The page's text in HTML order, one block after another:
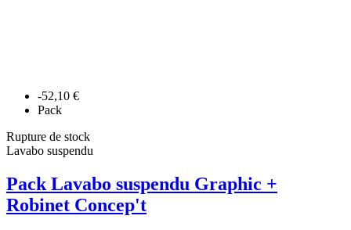
-52,10 €
Pack
Rupture de stock
Lavabo suspendu
Pack Lavabo suspendu Graphic +
Robinet Concep't